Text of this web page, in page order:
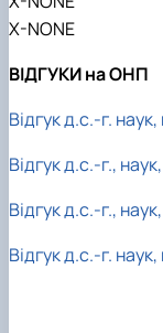
X-NONE
ВІДГУКИ на ОНП
Відгук д.с.-г.
Відгук д.с.-г.,
Відгук д.с.-г.,
Відгук д.с.-г.